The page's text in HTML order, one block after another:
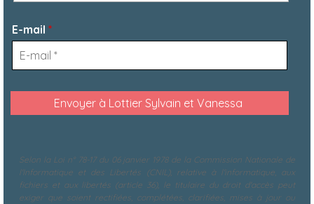
E-mail *
Selon la Loi n° 78-17 du 06 janvier 1978 de la Commission Nationale de
l'Informatique et des Libertés (CNIL), relative à l'informatique, aux
fichiers et aux libertés (article 36), le titulaire du droit d'accès peut
exiger que soient rectifiées, complétées, clarifiées, mises à jour ou